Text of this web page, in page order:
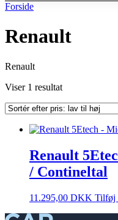
Forside
Renault
Renault
Viser 1 resultat
Renault
/ Contineltal
11.295,00 DKK Tilføj